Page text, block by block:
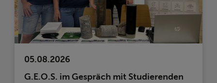
05.08.2026
G.E.O.S. im Gespräch mit Studierenden